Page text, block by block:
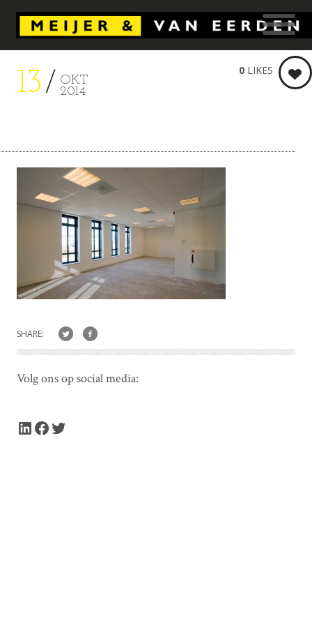
13
OKT
2014
0 LIKES
SHARE:
Volg ons op social media:
LinkedIn Facebook